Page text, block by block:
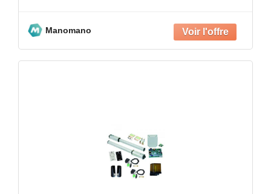
Manomano